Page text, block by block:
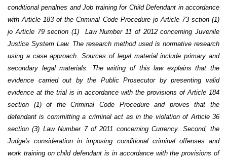
conditional penalties and Job training for Child Defendant in accordance
with Article 183 of the Criminal Code Procedure jo Article 73 sction (1)
jo Article 79 section (1) Law Number 11 of 2012 concerning Juvenile
Justice System Law. The research method used is normative research
using a case approach. Sources of legal material include primary and
secondary legal materials. The writing of this law explains that the
evidence carried out by the Public Prosecutor by presenting valid
evidence at the trial is in accordance with the provisions of Article 184
section (1) of the Criminal Code Procedure and proves that the
defendant is committing a criminal act as in the violation of Article 36
section (3) Law Number 7 of 2011 concerning Currency. Second, the
Judge's consideration in imposing conditional criminal offenses and
work training on child defendant is in accordance with the provisions of